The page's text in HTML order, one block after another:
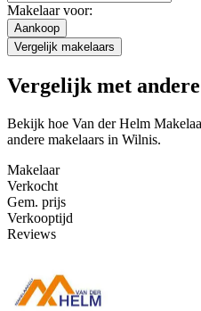
Makelaar voor:
Aankoop
Vergelijk makelaars
Vergelijk met
Bekijk hoe Van der Helm
andere makelaars in Wilnis.
Makelaar
Verkocht
Gem. prijs
Verkooptijd
Reviews